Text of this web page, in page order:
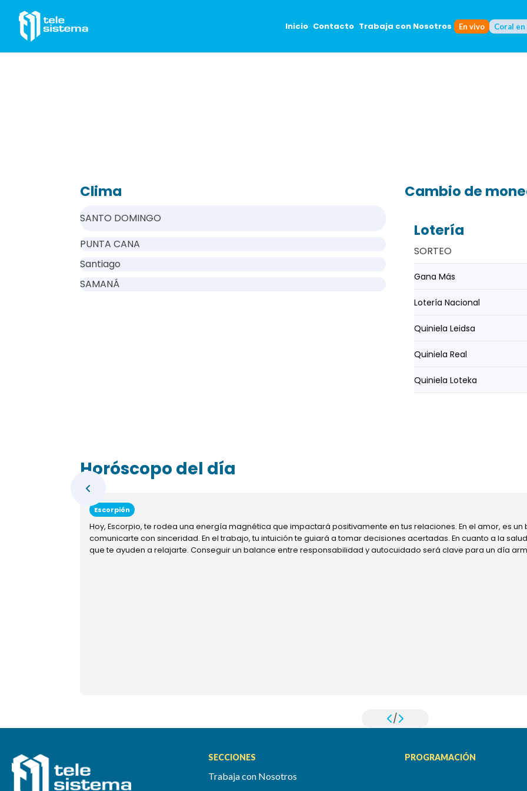
Inicio Contacto Trabaja con Nosotros En vivo Coral
Clima
SANTO DOMINGO
PUNTA CANA
Santiago
SAMANÁ
Cambio de
Lotería
SORTEO
Gana Más
Lotería Nacional
Quiniela Leidsa
Quiniela Real
Quiniela Loteka
Horóscopo del día
Escorpión
Hoy, Escorpio, te rodea una energía magnética que impactará positivamente en tus relaciones. En el amor, es
comunicarte con sinceridad. En el trabajo, tu intuición te guiará a tomar decisiones acertadas. En cuanto a la
que te ayuden a relajarte. Conseguir un balance entre responsabilidad y autocuidado será clave para un día
/
SECCIONES
Trabaja con Nosotros
PROGRAMACIÓN